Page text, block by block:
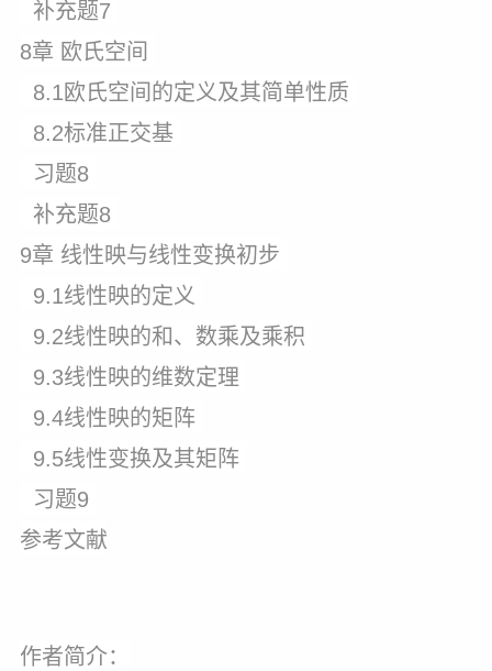
补充题7
8章 欧氏空间
8.1欧氏空间的定义及其简单性质
8.2标准正交基
习题8
补充题8
9章 线性映与线性变换初步
9.1线性映的定义
9.2线性映的和、数乘及乘积
9.3线性映的维数定理
9.4线性映的矩阵
9.5线性变换及其矩阵
习题9
参考文献
作者简介：